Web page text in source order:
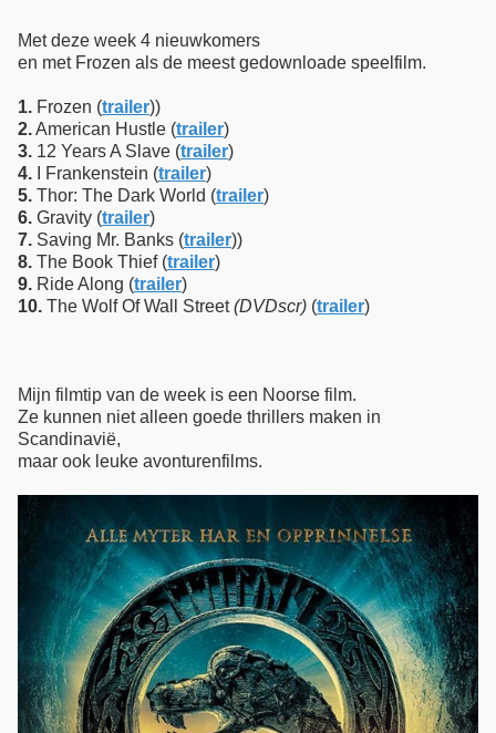
Met deze week 4 nieuwkomers
en met Frozen als de meest gedownloade speelfilm.
1. Frozen (trailer))
2.American Hustle (trailer)
3. 12 Years A Slave (trailer)
4. I Frankenstein (trailer)
5. Thor: The Dark World (trailer)
6. Gravity (trailer)
7. Saving Mr. Banks (trailer))
8. The Book Thief (trailer)
9. Ride Along (trailer)
10. The Wolf Of Wall Street(DVDscr) (trailer)
Mijn filmtip van de week is een Noorse film.
Ze kunnen niet alleen goede thrillers maken in
Scandinavië,
maar ook leuke avonturenfilms.